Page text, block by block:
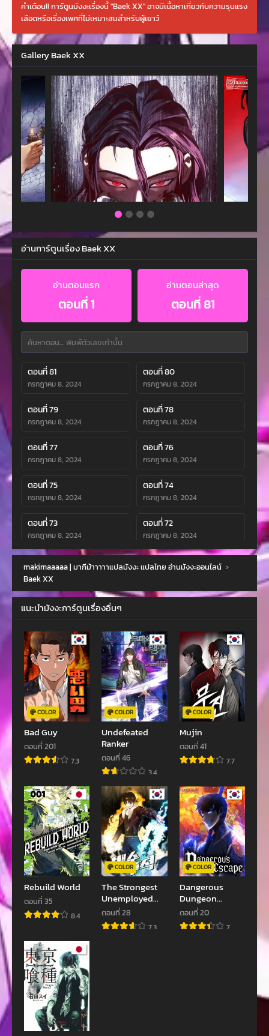
คำเตือน!! การ์ตูนมังงะเรื่องนี้ "Baek XX" อาจมีเนื้อหาเกี่ยวกับความรุนแรง
เลือดหรือเรื่องเพศที่ไม่เหมาะสมสำหรับผู้เยาว์
Gallery Baek XX
อ่านการ์ตูนเรื่อง Baek XX
อ่านตอนแรก
ตอนที่ 1
อ่านตอนล่าสุด
ตอนที่ 81
ตอนที่ 81
กรกฎาคม 8, 2024
ตอนที่ 80
กรกฎาคม 8, 2024
ตอนที่ 79
กรกฎาคม 8, 2024
ตอนที่ 78
กรกฎาคม 8, 2024
ตอนที่ 77
กรกฎาคม 8, 2024
ตอนที่ 76
กรกฎาคม 8, 2024
ตอนที่ 75
กรกฎาคม 8, 2024
ตอนที่ 74
กรกฎาคม 8, 2024
ตอนที่ 73
กรกฎาคม 8, 2024
ตอนที่ 72
กรกฎาคม 8, 2024
ตอนที่ 71
กรกฎาคม 8, 2024
ตอนที่ 70
ตอนที่ 69
กรกฎาคม 8, 2024
ตอนที่ 68
ตอนที่ 67
กรกฎาคม 8, 2024
ตอนที่ 66
กรกฎาคม 8, 2024
ตอนที่ 65
กรกฎาคม 8, 2024
ตอนที่ 64
กรกฎาคม 8, 2024
ตอนที่ 63
กุมภาพันธ์ 22, 2024
ตอนที่ 62
กุมภาพันธ์ 16, 2024
ตอนที่ 61
กุมภาพันธ์ 10, 2024 กุมภาพันธ์ 1, 2024
ตอนที่ 59
มกราคม 25, 2024
ตอนที่ 58
มกราคม 18, 2024
ตอนที่ 57
มกราคม 18, 2024
ตอนที่ 56
มกราคม 18, 2024
ตอนที่ 55
มกราคม 18, 2024
ตอนที่ 54
มกราคม 18, 2024
ตอนที่ 53
มกราคม 18, 2024
ตอนที่ 52
มกราคม 18, 2024
ตอนที่ 51
มกราคม 18, 2024
ตอนที่ 49
มกราคม 18, 2024
ตอนที่ 47
พฤศจิกายน 9, 2023
makimaaaaa | มากีม้าาาาาแปลมังงะ แปลไทย อ่านมังงะออนไลน์ ›
Baek XX
แนะนำมังงะการ์ตูนเรื่องอื่นๆ
COLOR
Bad Guy
ตอนที่ 201
7.3
COLOR
Undefeated
Ranker
ตอนที่ 46
3.4
COLOR
Mujin
ตอนที่ 41
7.7
Rebuild World
ตอนที่ 35
8.4
COLOR
The Strongest
Unemployed
Hero
ตอนที่ 28
7.3
COLOR
Dangerous
Dungeon
Escape
ตอนที่ 20
7